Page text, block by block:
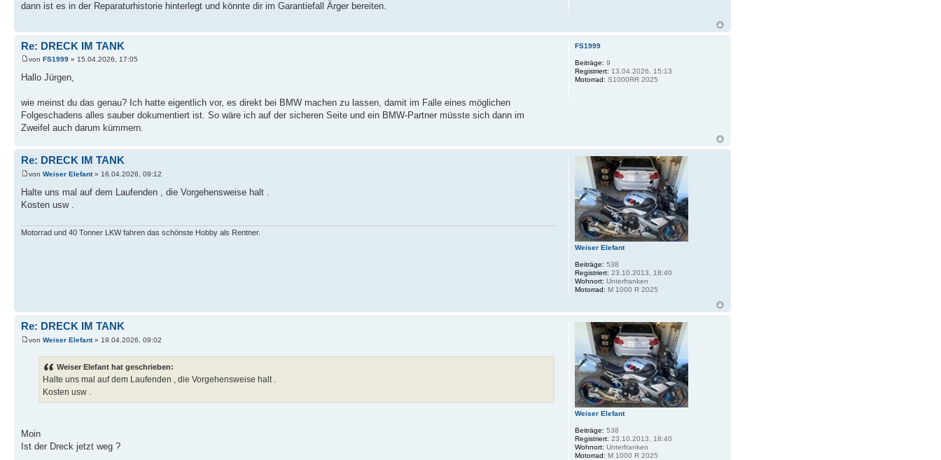
dann ist es in der Reparaturhistorie hinterlegt und könnte dir im Garantiefall Ärger bereiten.
Re: DRECK IM TANK
von FS1999 » 15.04.2026, 17:05
Hallo Jürgen,
wie meinst du das genau? Ich hatte eigentlich vor, es direkt bei BMW machen zu lassen, damit im Falle eines möglichen
Folgeschadens alles sauber dokumentiert ist. So wäre ich auf der sicheren Seite und ein BMW-Partner müsste sich dann im
Zweifel auch darum kümmern.
FS1999
Beiträge: 9
Registriert: 13.04.2026, 15:13
Motorrad: S1000RR 2025
Re: DRECK IM TANK
von Weiser Elefant» 16.04.2026, 09:12
Halte uns mal auf dem Laufenden , die Vorgehensweise halt .
Kosten usw .
Motorrad und 40 Tonner LKW fahren das schönste Hobby als Rentner.
Weiser Elefant
Beiträge: 538
Registriert: 23.10.2013, 18:40
Wohnort: Unterfranken
Motorrad: M 1000 R 2025
Re: DRECK IM TANK
von Weiser Elefant» 19.04.2026, 09:02
Weiser Elefant hat geschrieben:
Halte uns mal auf dem Laufenden , die Vorgehensweise halt .
Kosten usw .
Moin
Ist der Dreck jetzt weg ?
Weiser Elefant
Beiträge: 538
Registriert: 23.10.2013, 18:40
Wohnort: Unterfranken
Motorrad: M 1000 R 2025